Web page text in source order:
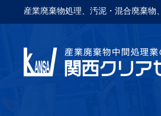
産業廃棄物処理、汚泥・混合廃棄